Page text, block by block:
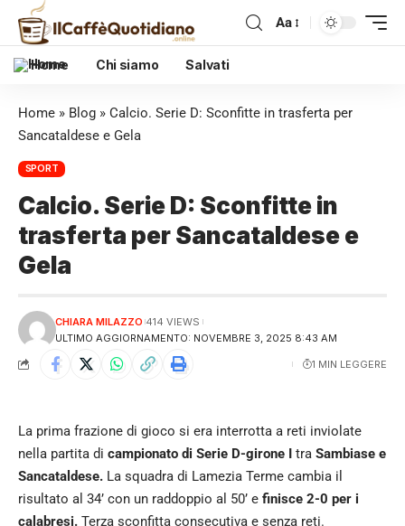
Aa
Home Chi siamo Salvati
Home » Blog » Calcio. Serie D: Sconfitte in trasferta per
Sancataldese e Gela
SPORT
Calcio. Serie D: Sconfitte in
trasferta per Sancataldese e
Gela
ULTIMO AGGIORNAMENTO: NOVEMBRE 3, 2025 8:43 AM
CHIARA MILAZZO 414 VIEWS
1 MIN LEGGERE
La prima frazione di gioco si era interrotta a reti inviolate
nella partita di campionato di Serie D-girone I tra Sambiase e
Sancataldese. La squadra di Lamezia Terme cambia il
risultato al 34’ con un raddoppio al 50’ e finisce 2-0 per i
calabresi. Terza sconfitta consecutiva e senza reti.